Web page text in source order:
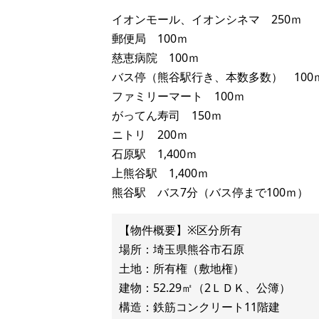
イオンモール、イオンシネマ 250ｍ
郵便局 100ｍ
慈恵病院 100ｍ
バス停（熊谷駅行き、本数多数） 100
ファミリーマート 100ｍ
がってん寿司 150ｍ
ニトリ 200ｍ
石原駅 1,400ｍ
上熊谷駅 1,400ｍ
熊谷駅 バス7分（バス停まで100ｍ）
【物件概要】※区分所有
場所：埼玉県熊谷市石原
土地：所有権（敷地権）
建物：52.29㎡（2ＬＤＫ、公簿）
構造：鉄筋コンクリート11階建